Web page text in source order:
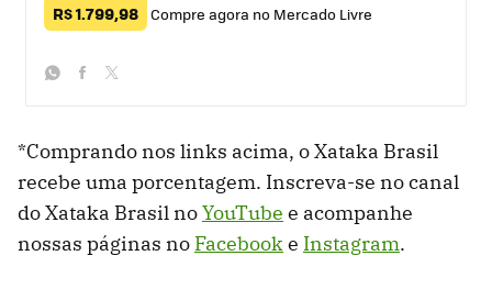
R$ 1.799,98 Compre agora no Mercado Livre
*Comprando nos links acima, o Xataka Brasil
recebe uma porcentagem. Inscreva-se no canal
do Xataka Brasil noYouTube e acompanhe
nossas páginas no Facebooke Instagram.